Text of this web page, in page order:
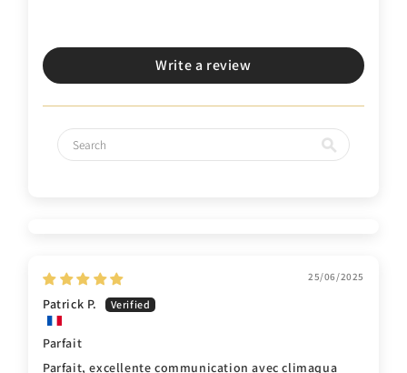
Write a review
25/06/2025
Patrick P.
Parfait
Parfait, excellente communication avec climaqua